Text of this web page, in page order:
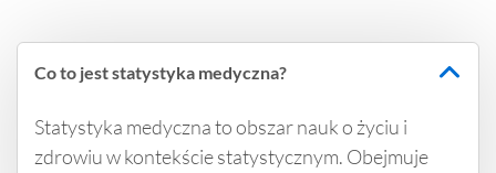
Co to jest statystyka medyczna?
Statystyka medyczna to obszar nauk o życiu i
zdrowiu w kontekście statystycznym. Obejmuje